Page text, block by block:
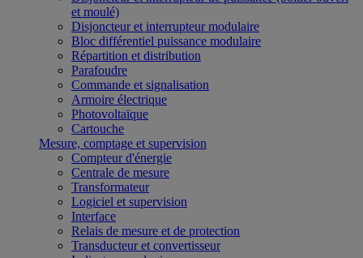
et moulé)
Disjoncteur et interrupteur modulaire
Bloc différentiel puissance modulaire
Répartition et distribution
Parafoudre
Commande et signalisation
Armoire électrique
Photovoltaïque
Cartouche
Mesure, comptage et supervision
Compteur d'énergie
Centrale de mesure
Transformateur
Logiciel et supervision
Interface
Relais de mesure et de protection
Transducteur et convertisseur